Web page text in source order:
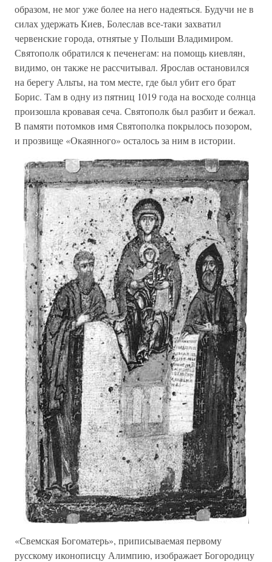
образом, не мог уже более на него надеяться. Будучи не в
силах удержать Киев, Болеслав все-таки захватил
червенские города, отнятые у Польши Владимиром.
Святополк обратился к печенегам: на помощь киевлян,
видимо, он также не рассчитывал. Ярослав остановился
на берегу Альты, на том месте, где был убит его брат
Борис. Там в одну из пятниц 1019 года на восходе солнца
произошла кровавая сеча. Святополк был разбит и бежал.
В памяти потомков имя Святополка покрылось позором,
и прозвище «Окаянного» осталось за ним в истории.
«Свемская Богоматерь», приписываемая первому
русскому иконописцу Алимпию, изображает Богородицу